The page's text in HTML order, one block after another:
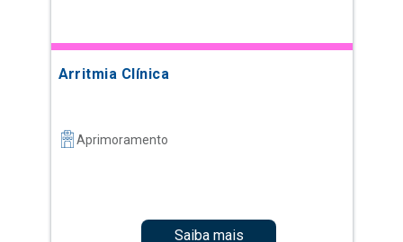
Arritmia Clínica
Aprimoramento
Saiba mais